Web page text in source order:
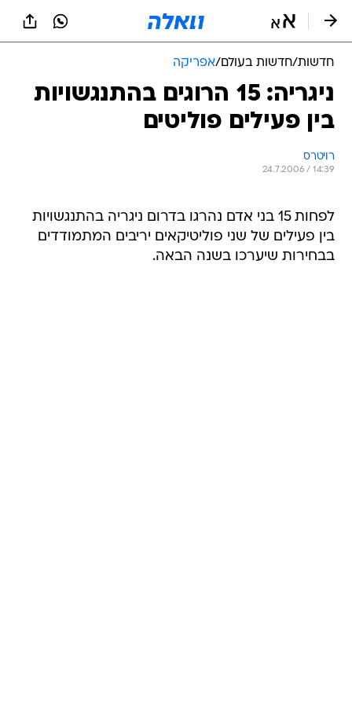
חדשות/חדשות בעולם/אפריקה
ניגריה: 15 הרוגים בהתנגשויות
בין פעילים פוליטים
רויטרס
24.7.2006 / 14:39
לפחות 15 בני אדם נהרגו בדרום ניגריה בהתנגשויות
בין פעילים של שני פוליטיקאים יריבים המתמודדים
בבחירות שיערכו בשנה הבאה.